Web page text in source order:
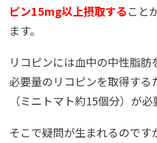
ピン15mg以上摂取すること
ます。
リコピンには血中の中性脂肪
必要量のリコピンを取得する
（ミニトマト約15個分）が必
そこで疑問が生まれるのです